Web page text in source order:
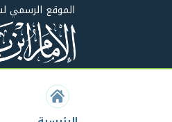
الموقع الرسمي